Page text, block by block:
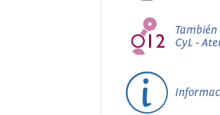
CyL -